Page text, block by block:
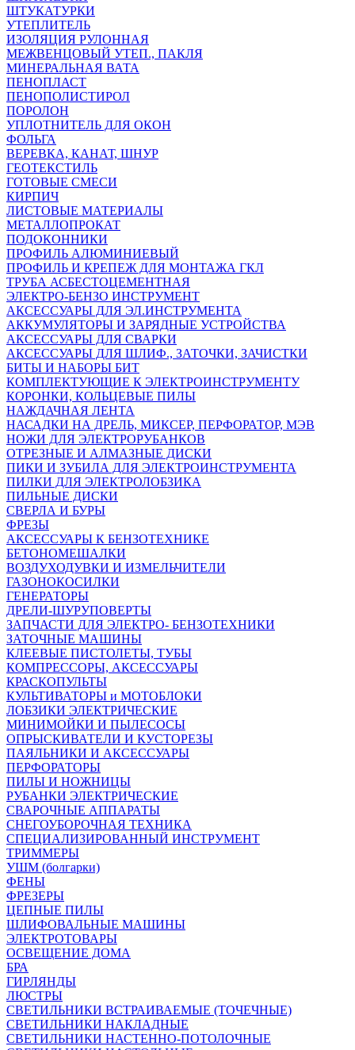
ШТУКАТУРКИ
УТЕПЛИТЕЛЬ
ИЗОЛЯЦИЯ РУЛОННАЯ
МЕЖВЕНЦОВЫЙ УТЕП., ПАКЛЯ
МИНЕРАЛЬНАЯ ВАТА
ПЕНОПЛАСТ
ПЕНОПОЛИСТИРОЛ
ПОРОЛОН
УПЛОТНИТЕЛЬ ДЛЯ ОКОН
ФОЛЬГА
ВЕРЕВКА, КАНАТ, ШНУР
ГЕОТЕКСТИЛЬ
ГОТОВЫЕ СМЕСИ
КИРПИЧ
ЛИСТОВЫЕ МАТЕРИАЛЫ
МЕТАЛЛОПРОКАТ
ПОДОКОННИКИ
ПРОФИЛЬ АЛЮМИНИЕВЫЙ
ПРОФИЛЬ И КРЕПЕЖ ДЛЯ МОНТАЖА ГКЛ
ТРУБА АСБЕСТОЦЕМЕНТНАЯ
ЭЛЕКТРО-БЕНЗО ИНСТРУМЕНТ
АКСЕССУАРЫ ДЛЯ ЭЛ.ИНСТРУМЕНТА
АККУМУЛЯТОРЫ И ЗАРЯДНЫЕ УСТРОЙСТВА
АКСЕССУАРЫ ДЛЯ СВАРКИ
АКСЕССУАРЫ ДЛЯ ШЛИФ., ЗАТОЧКИ, ЗАЧИСТКИ
БИТЫ И НАБОРЫ БИТ
КОМПЛЕКТУЮЩИЕ К ЭЛЕКТРОИНСТРУМЕНТУ
КОРОНКИ, КОЛЬЦЕВЫЕ ПИЛЫ
НАЖДАЧНАЯ ЛЕНТА
НАСАДКИ НА ДРЕЛЬ, МИКСЕР, ПЕРФОРАТОР, МЭВ
НОЖИ ДЛЯ ЭЛЕКТРОРУБАНКОВ
ОТРЕЗНЫЕ И АЛМАЗНЫЕ ДИСКИ
ПИКИ И ЗУБИЛА ДЛЯ ЭЛЕКТРОИНСТРУМЕНТА
ПИЛКИ ДЛЯ ЭЛЕКТРОЛОБЗИКА
ПИЛЬНЫЕ ДИСКИ
СВЕРЛА И БУРЫ
ФРЕЗЫ
АКСЕССУАРЫ К БЕНЗОТЕХНИКЕ
БЕТОНОМЕШАЛКИ
ВОЗДУХОДУВКИ И ИЗМЕЛЬЧИТЕЛИ
ГАЗОНОКОСИЛКИ
ГЕНЕРАТОРЫ
ДРЕЛИ-ШУРУПОВЕРТЫ
ЗАПЧАСТИ ДЛЯ ЭЛЕКТРО- БЕНЗОТЕХНИКИ
ЗАТОЧНЫЕ МАШИНЫ
КЛЕЕВЫЕ ПИСТОЛЕТЫ, ТУБЫ
КОМПРЕССОРЫ, АКСЕССУАРЫ
КРАСКОПУЛЬТЫ
КУЛЬТИВАТОРЫ и МОТОБЛОКИ
ЛОБЗИКИ ЭЛЕКТРИЧЕСКИЕ
МИНИМОЙКИ И ПЫЛЕСОСЫ
ОПРЫСКИВАТЕЛИ И КУСТОРЕЗЫ
ПАЯЛЬНИКИ И АКСЕССУАРЫ
ПЕРФОРАТОРЫ
ПИЛЫ И НОЖНИЦЫ
РУБАНКИ ЭЛЕКТРИЧЕСКИЕ
СВАРОЧНЫЕ АППАРАТЫ
СНЕГОУБОРОЧНАЯ ТЕХНИКА
СПЕЦИАЛИЗИРОВАННЫЙ ИНСТРУМЕНТ
ТРИММЕРЫ
УШМ (болгарки)
ФЕНЫ
ФРЕЗЕРЫ
ЦЕПНЫЕ ПИЛЫ
ШЛИФОВАЛЬНЫЕ МАШИНЫ
ЭЛЕКТРОТОВАРЫ
ОСВЕЩЕНИЕ ДОМА
БРА
ГИРЛЯНДЫ
ЛЮСТРЫ
СВЕТИЛЬНИКИ ВСТРАИВАЕМЫЕ (ТОЧЕЧНЫЕ)
СВЕТИЛЬНИКИ НАКЛАДНЫЕ
СВЕТИЛЬНИКИ НАСТЕННО-ПОТОЛОЧНЫЕ